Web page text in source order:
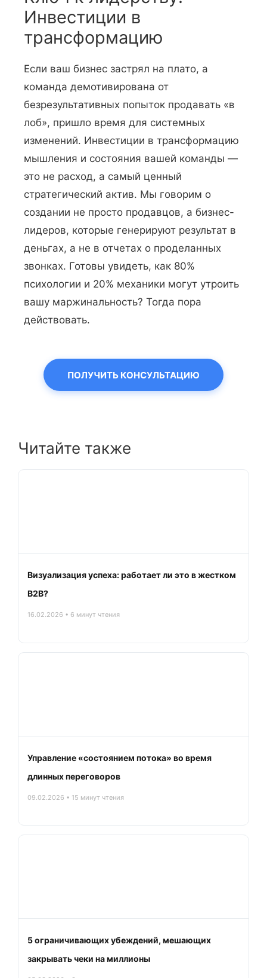
Инвестиции в
трансформацию
Если ваш бизнес застрял на плато, а
команда демотивирована от
безрезультативных попыток продавать «в
лоб», пришло время для системных
изменений. Инвестиции в трансформацию
мышления и состояния вашей команды —
это не расход, а самый ценный
стратегический актив. Мы говорим о
создании не просто продавцов, а бизнес-
лидеров, которые генерируют результат в
деньгах, а не в отчетах о проделанных
звонках. Готовы увидеть, как 80%
психологии и 20% механики могут утроить
вашу маржинальность? Тогда пора
действовать.
ПОЛУЧИТЬ КОНСУЛЬТАЦИЮ
Читайте также
Визуализация успеха: работает ли это в жестком
B2B?
16.02.2026 • 6 минут чтения
Управление «состоянием потока» во время
длинных переговоров
09.02.2026 • 15 минут чтения
5 ограничивающих убеждений, мешающих
закрывать чеки на миллионы